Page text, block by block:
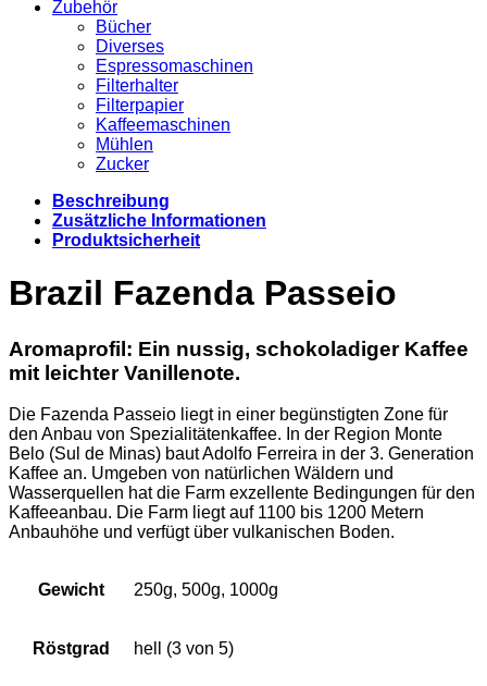
Zubehör
Bücher
Diverses
Espressomaschinen
Filterhalter
Filterpapier
Kaffeemaschinen
Mühlen
Zucker
Beschreibung
Zusätzliche Informationen
Produktsicherheit
Brazil Fazenda Passeio
Aromaprofil: Ein nussig, schokoladiger Kaffee
mit leichter Vanillenote.
Die Fazenda Passeio liegt in einer begünstigten Zone für
den Anbau von Spezialitätenkaffee. In der Region Monte
Belo (Sul de Minas) baut Adolfo Ferreira in der 3. Generation
Kaffee an. Umgeben von natürlichen Wäldern und
Wasserquellen hat die Farm exzellente Bedingungen für den
Kaffeeanbau. Die Farm liegt auf 1100 bis 1200 Metern
Anbauhöhe und verfügt über vulkanischen Boden.
Gewicht 250g, 500g, 1000g
Röstgrad hell (3 von 5)